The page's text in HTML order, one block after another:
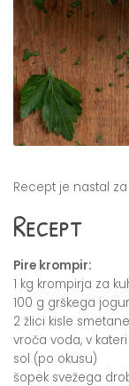
Recept je nastal
Recept
Pire krompir:
1 kg krompirja za
100 g grškega
2 žlici kisle smetane
vroča voda, v
sol (po okusu)
šopek svežega